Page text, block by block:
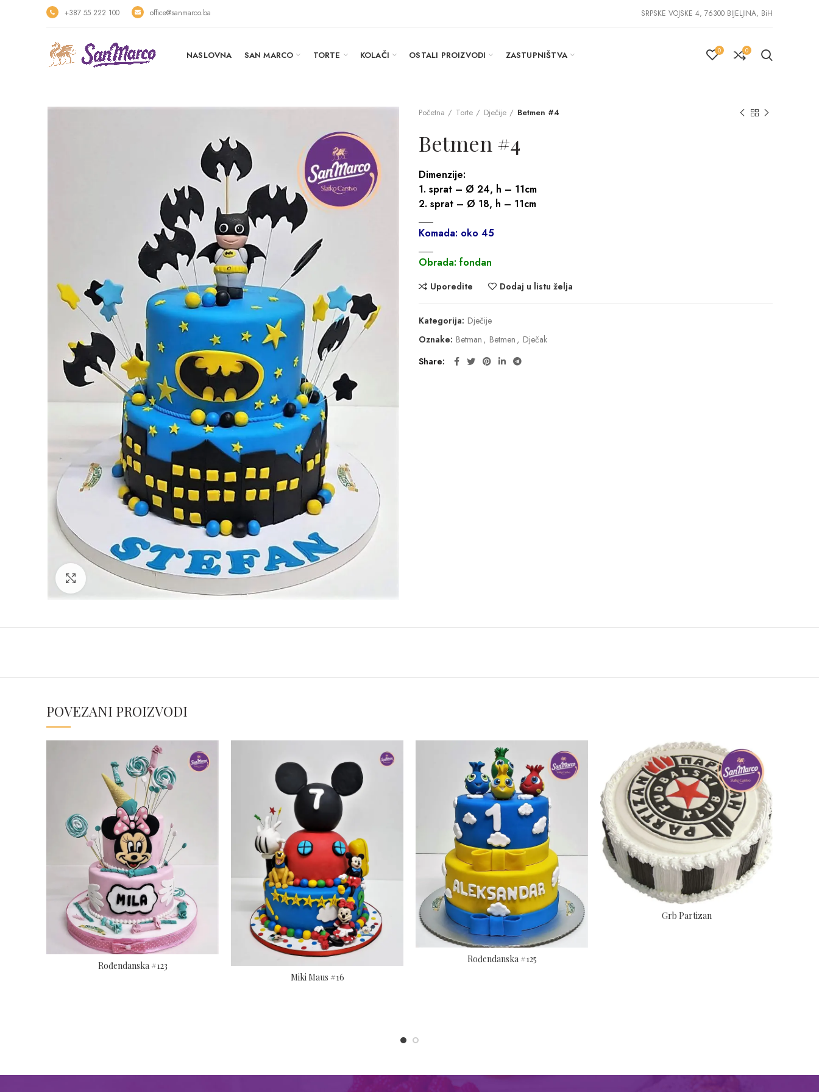
+387 55 222 100 office@sanmarco.ba SRPSKE VOJSKE 4, 76300 BIJELJINA, BiH
NASLOVNA SAN MARCO TORTE KOLAČI OSTALI PROIZVODI ZASTUPNIŠTVA 0 0
Click to enlarge
Početna Torte Dječije Betmen #4
Betmen #4
Dimenzije:
1. sprat – Ø 24, h – 11cm
2. sprat – Ø 18, h – 11cm
___
Komada: oko 45
Obrada: fondan
Uporedite Dodaj u listu želja
Kategorija: Dječije
Oznake: Betman , Betmen , Dječak
Share
POVEZANI PROIZVODI
Rođendanska #123
Miki Maus #16
Rođendanska #125
Grb Partizan